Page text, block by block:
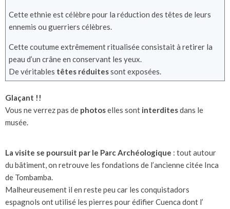
Cette ethnie est célèbre pour la réduction des têtes de leurs
ennemis ou guerriers célèbres.
Cette coutume extrêmement ritualisée consistait à retirer la
peau d’un crâne en conservant les yeux.
De véritables têtes réduitessont exposées.
Glaçant !!
Vous ne verrez pas de photoselles sont interditesdans le
musée.
La visite se poursuit par le Parc Archéologique : tout autour
du bâtiment, on retrouve les fondations de l’ancienne citée Inca
de Tombamba.
Malheureusement il en reste peu car les conquistadors
espagnols ont utilisé les pierres pour édifier Cuenca dont l’